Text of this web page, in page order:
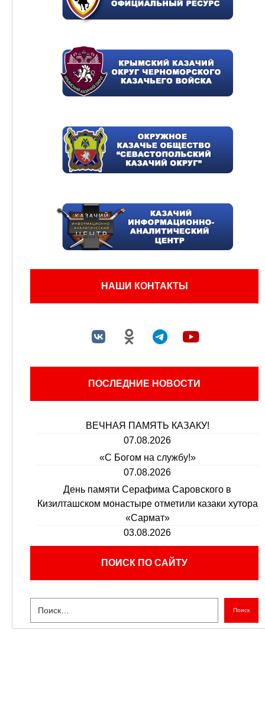
НАШИ КОНТАКТЫ
ПОСЛЕДНИЕ НОВОСТИ
ВЕЧНАЯ ПАМЯТЬ КАЗАКУ!
07.08.2026
«С Богом на службу!»
07.08.2026
День памяти Серафима Саровского в
Кизилташском монастыре отметили казаки хутора
«Сармат»
03.08.2026
ПОИСК ПО САЙТУ
Поиск